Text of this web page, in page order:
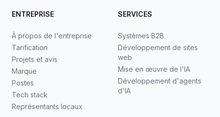
ENTREPRISE
À propos de l'entreprise
Tarification
Projets et avis
Marque
Postes
Tech stack
Représentants locaux
SERVICES
Systèmes B2B
Développement de sites
web
Mise en œuvre de l'IA
Développement d'agents
d'IA